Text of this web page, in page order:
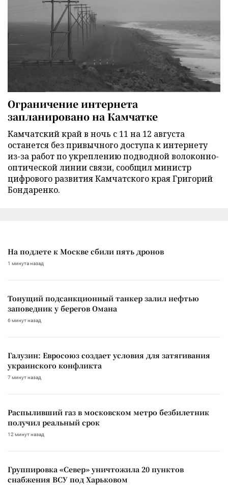
Ограничение интернета
запланировано на Камчатке
Камчатский край в ночь с 11 на 12 августа
останется без привычного доступа к интернету
из-за работ по укреплению подводной волоконно-
оптической линии связи, сообщил министр
цифрового развития Камчатского края Григорий
Бондаренко.
На подлете к Москве сбили пять дронов
1 минута назад
Тонущий подсанкционный танкер залил нефтью
заповедник у берегов Омана
6 минут назад
Галузин: Евросоюз создает условия для затягивания
украинского конфликта
7 минут назад
Распыливший газ в московском метро безбилетник
получил реальный срок
12 минут назад
Группировка «Север» уничтожила 20 пунктов
снабжения ВСУ под Харьковом